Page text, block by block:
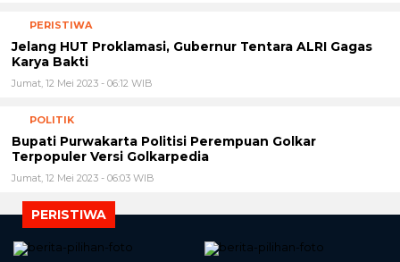
PERISTIWA
Jelang HUT Proklamasi, Gubernur Tentara ALRI Gagas
Karya Bakti
Jumat, 12 Mei 2023 - 06:12 WIB
POLITIK
Bupati Purwakarta Politisi Perempuan Golkar
Terpopuler Versi Golkarpedia
Jumat, 12 Mei 2023 - 06:03 WIB
PERISTIWA